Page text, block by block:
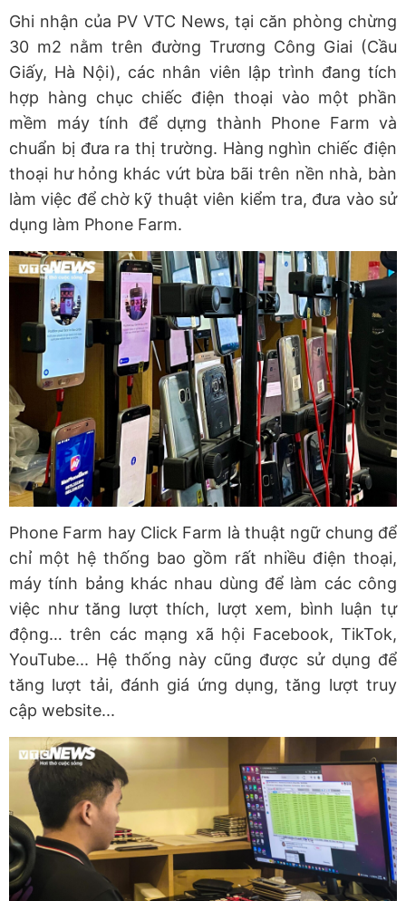
Ghi nhận của PV VTC News, tại căn phòng chừng
30 m2 nằm trên đường Trương Công Giai (Cầu
Giấy, Hà Nội), các nhân viên lập trình đang tích
hợp hàng chục chiếc điện thoại vào một phần
mềm máy tính để dựng thành Phone Farm và
chuẩn bị đưa ra thị trường. Hàng nghìn chiếc điện
thoại hư hỏng khác vứt bừa bãi trên nền nhà, bàn
làm việc để chờ kỹ thuật viên kiểm tra, đưa vào sử
dụng làm Phone Farm.
Phone Farm hay Click Farm là thuật ngữ chung để
chỉ một hệ thống bao gồm rất nhiều điện thoại,
máy tính bảng khác nhau dùng để làm các công
việc như tăng lượt thích, lượt xem, bình luận tự
động… trên các mạng xã hội Facebook, TikTok,
YouTube... Hệ thống này cũng được sử dụng để
tăng lượt tải, đánh giá ứng dụng, tăng lượt truy
cập website...